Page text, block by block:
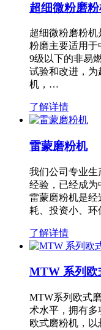
超细微粉磨
超细微粉磨粉
粉磨主要适用于
9级以下的非易
试验和改进，
机，…
了解详情
雷蒙磨粉机
我们公司专业生
经验，已经成为
雷蒙磨粉机是经
耗、投资小、
了解详情
MTW 系列欧
MTW系列欧式
术水平，拥有
欧式磨粉机，以